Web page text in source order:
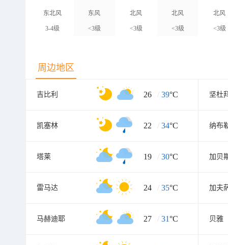
东北风
3-4级
东风
<3级
北风
<3级
北风
<3级
北风
<3级
周边地区
吉比利 26 / 39°C 坚杜
凯塞林 22 / 34°C 纳布
塔莱 19 / 30°C 加贝
雷马达 24 / 35°C 加夫
马赫迪耶 27 / 31°C 贝雅